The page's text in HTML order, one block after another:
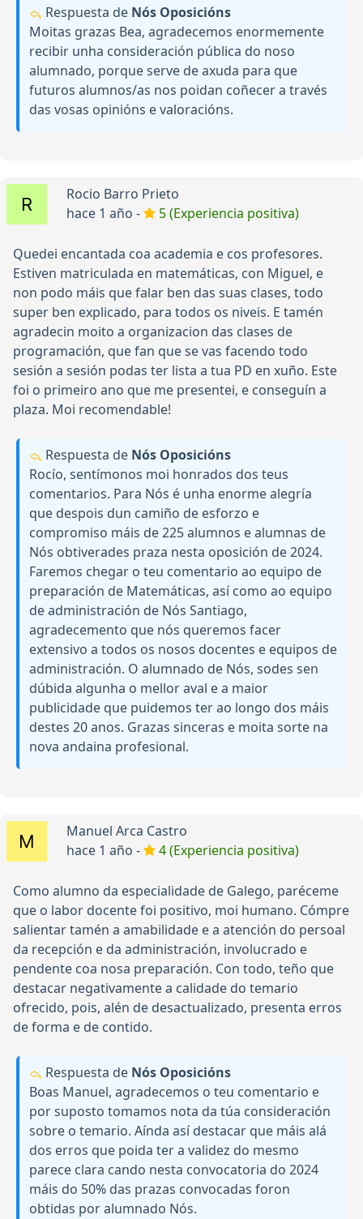
Respuesta de Nós Oposicións
Moitas grazas Bea, agradecemos enormemente
recibir unha consideración pública do noso
alumnado, porque serve de axuda para que
futuros alumnos/as nos poidan coñecer a través
das vosas opinións e valoracións.
Rocio Barro Prieto
hace 1 año -
5 (Experiencia positiva)
Quedei encantada coa academia e cos profesores.
Estiven matriculada en matemáticas, con Miguel, e
non podo máis que falar ben das suas clases, todo
super ben explicado, para todos os niveis. E tamén
agradecin moito a organizacion das clases de
programación, que fan que se vas facendo todo
sesión a sesión podas ter lista a tua PD en xuño. Este
foi o primeiro ano que me presentei, e conseguín a
plaza. Moi recomendable!
Respuesta de Nós Oposicións
Rocío, sentímonos moi honrados dos teus
comentarios. Para Nós é unha enorme alegría
que despois dun camiño de esforzo e
compromiso máis de 225 alumnos e alumnas de
Nós obtiverades praza nesta oposición de 2024.
Faremos chegar o teu comentario ao equipo de
preparación de Matemáticas, así como ao equipo
de administración de Nós Santiago,
agradecemento que nós queremos facer
extensivo a todos os nosos docentes e equipos de
administración. O alumnado de Nós, sodes sen
dúbida algunha o mellor aval e a maior
publicidade que puidemos ter ao longo dos máis
destes 20 anos. Grazas sinceras e moita sorte na
nova andaina profesional.
Manuel Arca Castro
hace 1 año -
4 (Experiencia positiva)
Como alumno da especialidade de Galego, paréceme
que o labor docente foi positivo, moi humano. Cómpre
salientar tamén a amabilidade e a atención do persoal
da recepción e da administración, involucrado e
pendente coa nosa preparación. Con todo, teño que
destacar negativamente a calidade do temario
ofrecido, pois, alén de desactualizado, presenta erros
de forma e de contido.
Respuesta de Nós Oposicións
Boas Manuel, agradecemos o teu comentario e
por suposto tomamos nota da túa consideración
sobre o temario. Aínda así destacar que máis alá
dos erros que poida ter a validez do mesmo
parece clara cando nesta convocatoria do 2024
máis do 50% das prazas convocadas foron
obtidas por alumnado Nós.